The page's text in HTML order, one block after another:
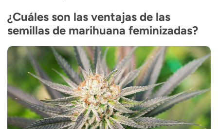
¿Cuáles son las ventajas de las
semillas de marihuana feminizadas?